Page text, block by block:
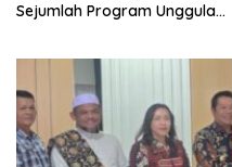
Sejumlah Program Unggulan